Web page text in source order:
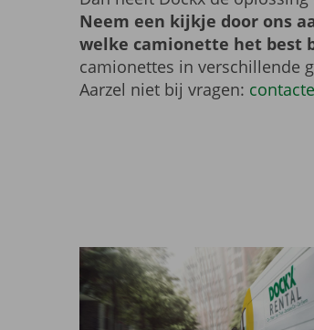
Neem een kijkje door ons
welke camionette het best
camionettes in verschillende
Aarzel niet bij vragen: